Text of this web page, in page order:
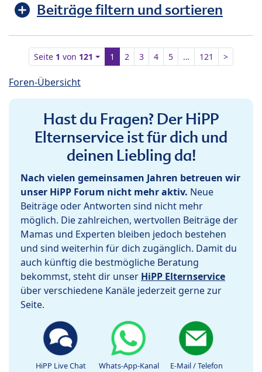
Beiträge filtern und sortieren
Seite 1 von 121 1 2 3 4 5 … 121 >
Foren-Übersicht
Hast du Fragen? Der HiPP
Elternservice ist für dich und
deinen Liebling da!
Nach vielen gemeinsamen Jahren betreuen wir
unser HiPP Forum nicht mehr aktiv. Neue
Beiträge oder Antworten sind nicht mehr
möglich. Die zahlreichen, wertvollen Beiträge der
Mamas und Experten bleiben jedoch bestehen
und sind weiterhin für dich zugänglich. Damit du
auch künftig die bestmögliche Beratung
bekommst, steht dir unser HiPP Elternservice
über verschiedene Kanäle jederzeit gerne zur
Seite.
HiPP Live Chat Whats-App-Kanal E-Mail / Telefon